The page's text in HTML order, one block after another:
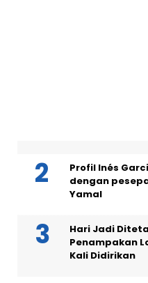
Profil Inés
dengan
Yamal
Hari Jadi
Penampakan
Kali Didirikan